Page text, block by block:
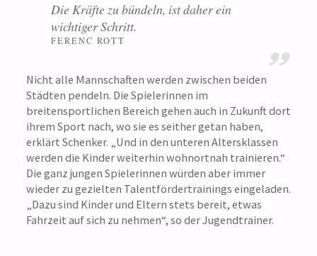
Die Kräfte zu bündeln, ist daher ein
wichtiger Schritt.
FERENC ROTT
Nicht alle Mannschaften werden zwischen beiden
Städten pendeln. Die Spielerinnen im
breitensportlichen Bereich gehen auch in Zukunft dort
ihrem Sport nach, wo sie es seither getan haben,
erklärt Schenker. „Und in den unteren Altersklassen
werden die Kinder weiterhin wohnortnah trainieren.“
Die ganz jungen Spielerinnen würden aber immer
wieder zu gezielten Talentfördertrainings eingeladen.
„Dazu sind Kinder und Eltern stets bereit, etwas
Fahrzeit auf sich zu nehmen“, so der Jugendtrainer.